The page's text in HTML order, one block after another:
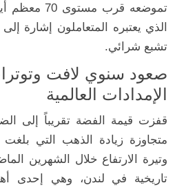
تموضعه قرب
الذي يعتبره المتعاملون إشارة
تشبع شرائي.
صعود سنوي لافت
الإمدادات العالمية
قفزت قيمة الفضة تقريباً إلى
وتيرة الارتفاع خلال الشهرين
تاريخية في لندن، وهي إحدى